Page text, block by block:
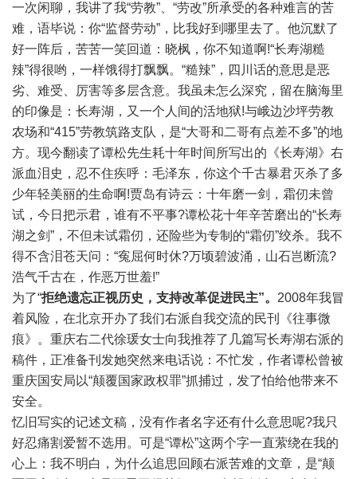
一次闲聊，我讲了我“劳教”、“劳改”所承受的各种难言的苦
难，语毕说：你“监督劳动”，比我好到哪里去了。他沉默了
好一阵后，苦苦一笑回道：晓枫，你不知道啊!“长寿湖糙
辣”得很哟，一样饿得打飘飘。“糙辣”，四川话的意思是恶
劣、难受、厉害等多层含意。我虽未怎么深究，留在脑海里
的印像是：长寿湖，又一个人间的活地狱!与峨边沙坪劳教
农场和“415”劳教筑路支队，是“大哥和二哥有点差不多”的地
方。现今翻读了谭松先生耗十年时间所写出的《长寿湖》右
派血泪史，忍不住疾呼：毛泽东，你这个千古暴君灭杀了多
少年轻美丽的生命啊!贾岛有诗云：十年磨一剑，霜仞未曾
试，今日把示君，谁有不平事?谭松花十年辛苦磨出的“长寿
湖之剑”，不但未试霜仞，还险些为专制的“霜仞”绞杀。我不
得不含泪苍天问：“寃屈何时休?万顷碧波涌，山石岂断流?
浩气千古在，作恶万世羞!”
为了“拒绝遗忘正视历史，支持改革促进民主”。 2008年我冒
着风险，在北京开办了我们右派自我交流的民刊《往事微
痕》。重庆右二代徐瑗女士向我推荐了几篇写长寿湖右派的
稿件，正准备刊发她突然来电话说：不忙发，作者谭松曾被
重庆国安局以“颠覆国家政权罪”抓捕过，发了怕给他带来不
安全。
忆旧写实的记述文稿，没有作者名字还有什么意思呢?我只
好忍痛割爱暂不选用。可是“谭松”这两个字一直萦绕在我的
心上：我不明白，为什么追思回顾右派苦难的文章，是“颠